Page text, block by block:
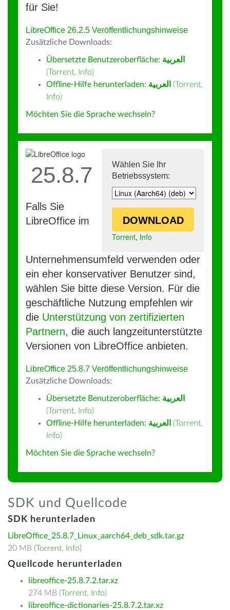
für Sie!
LibreOffice 26.2.5 Veröffentlichungshinweise
Zusätzliche Downloads:
Übersetzte Benutzeroberfläche: العربية
(Torrent, Info)
Offline-Hilfe herunterladen: العربية (Torrent,
Info)
Möchten Sie die Sprache wechseln?
Wählen Sie Ihr
Betriebssystem:
DOWNLOAD
Torrent, Info
25.8.7
Falls Sie
LibreOffice im
Unternehmensumfeld verwenden oder
ein eher konservativer Benutzer sind,
wählen Sie bitte diese Version. Für die
geschäftliche Nutzung empfehlen wir
die Unterstützung von zertifizierten
Partnern, die auch langzeitunterstützte
Versionen von LibreOffice anbieten.
LibreOffice 25.8.7 Veröffentlichungshinweise
Zusätzliche Downloads:
Übersetzte Benutzeroberfläche: العربية
(Torrent, Info)
Offline-Hilfe herunterladen: العربية (Torrent,
Info)
Möchten Sie die Sprache wechseln?
SDK und Quellcode
SDK herunterladen
LibreOffice_25.8.7_Linux_aarch64_deb_sdk.tar.gz
20 MB (Torrent, Info)
Quellcode herunterladen
libreoffice-25.8.7.2.tar.xz
274 MB (Torrent, Info)
libreoffice-dictionaries-25.8.7.2.tar.xz